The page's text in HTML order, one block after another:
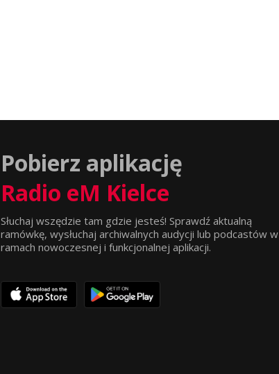
Pobierz aplikację
Radio eM Kielce
Słuchaj wszędzie tam gdzie jesteś! Sprawdź aktualną
ramówkę, wysłuchaj archiwalnych audycji lub podcastów w
ramach nowoczesnej i funkcjonalnej aplikacji.